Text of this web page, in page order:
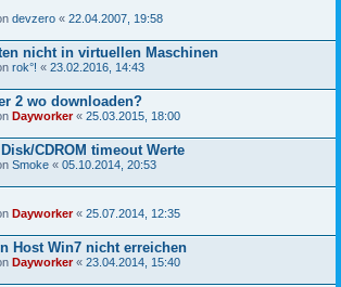
devzero « 22.04.2007, 19:58
nicht in virtuellen Maschinen
rok°! « 23.02.2016, 14:43
2 wo downloaden?
Dayworker« 25.03.2015, 18:00
CDROM timeout Werte
Smoke « 05.10.2014, 20:53
Dayworker« 25.07.2014, 12:35
Host Win7 nicht erreichen
Dayworker« 23.04.2014, 15:40